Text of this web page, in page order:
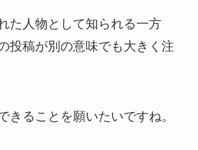
た人物として知られる一方
投稿が別の意味でも大きく注
きることを願いたいですね。